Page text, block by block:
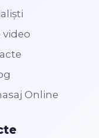
video
Online